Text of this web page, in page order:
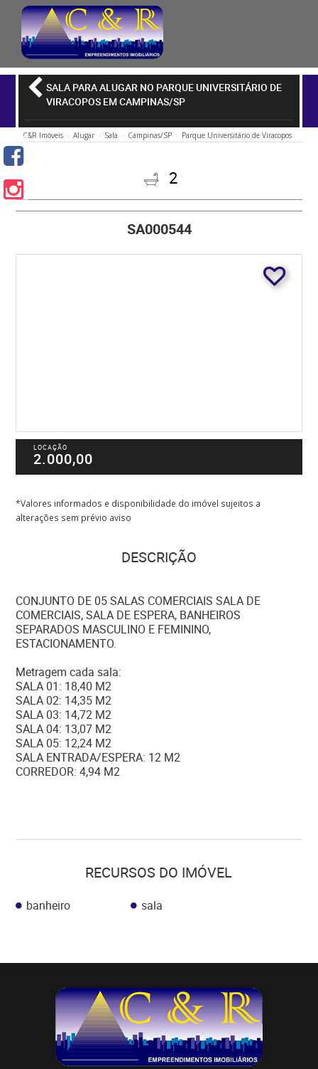
SALA PARA ALUGAR NO PARQUE UNIVERSITÁRIO DE
VIRACOPOS EM CAMPINAS/SP
C&R Imóveis Alugar Sala Campinas/SP Parque Universitário de Viracopos
2
SA000544
LOCAÇÃO
2.000,00
*Valores informados e disponibilidade do imóvel sujeitos a
alterações sem prévio aviso
DESCRIÇÃO
CONJUNTO DE 05 SALAS COMERCIAIS SALA DE
COMERCIAIS, SALA DE ESPERA, BANHEIROS
SEPARADOS MASCULINO E FEMININO,
ESTACIONAMENTO.
Metragem cada sala:
SALA 01: 18,40 M2
SALA 02: 14,35 M2
SALA 03: 14,72 M2
SALA 04: 13,07 M2
SALA 05: 12,24 M2
SALA ENTRADA/ESPERA: 12 M2
CORREDOR: 4,94 M2
RECURSOS DO IMÓVEL
banheiro sala